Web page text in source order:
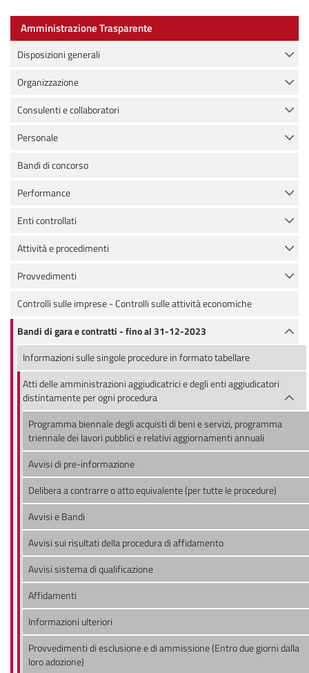
Amministrazione Trasparente
Disposizioni generali
Organizzazione
Consulenti e collaboratori
Personale
Bandi di concorso
Performance
Enti controllati
Attività e procedimenti
Provvedimenti
Controlli sulle imprese - Controlli sulle attività economiche
Bandi di gara e contratti - fino al 31-12-2023
Informazioni sulle singole procedure in formato tabellare
Atti delle amministrazioni aggiudicatrici e degli enti aggiudicatori
distintamente per ogni procedura
Programma biennale degli acquisti di beni e servizi, programma
triennale dei lavori pubblici e relativi aggiornamenti annuali
Avvisi di pre-informazione
Delibera a contrarre o atto equivalente (per tutte le procedure)
Avvisi e Bandi
Avvisi sui risultati della procedura di affidamento
Avvisi sistema di qualificazione
Affidamenti
Informazioni ulteriori
Provvedimenti di esclusione e di ammissione (Entro due giorni dalla
loro adozione)